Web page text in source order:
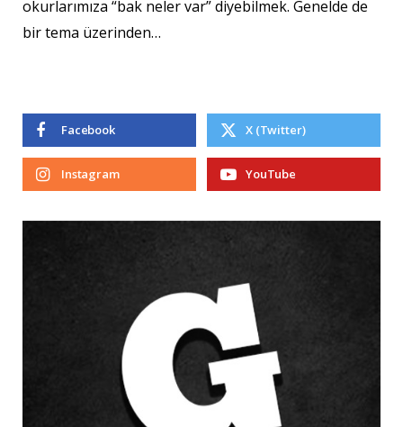
okurlarımıza “bak neler var” diyebilmek. Genelde de
bir tema üzerinden…
Facebook X (Twitter)
Instagram YouTube